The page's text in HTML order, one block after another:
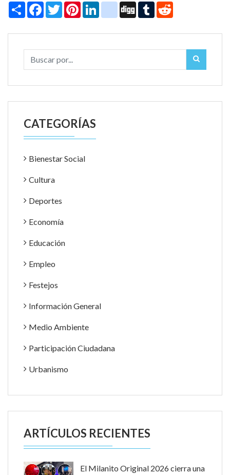
Share Facebook
TwitterPinterestLinkedIninstagram
Digg Tumblr
CATEGORÍAS
Bienestar Social
Cultura
Deportes
Economía
Educación
Empleo
Festejos
Información General
Medio Ambiente
Participación Ciudadana
Urbanismo
ARTÍCULOS RECIENTES
El Milanito Original 2026 cierra una